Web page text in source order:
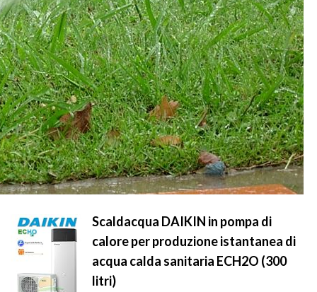
Scaldacqua DAIKIN in pompa di
calore per produzione istantanea di
acqua calda sanitaria ECH2O (300
litri)